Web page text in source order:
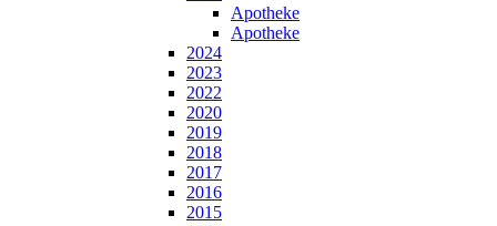
Apotheke
Apotheke
2024
2023
2022
2020
2019
2018
2017
2016
2015